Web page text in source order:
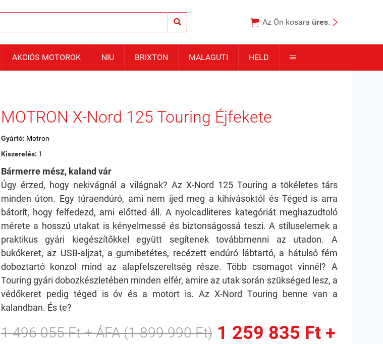
  Az Ön kosara üres. 
AKCIÓS MOTOROK NIU BRIXTON MALAGUTI HELD 
MOTRON X-Nord 125 Touring Éjfekete
Gyártó: Motron
Kiszerelés: 1
Bármerre mész, kaland vár
Úgy érzed, hogy nekivágnál a világnak? Az X-Nord 125 Touring a tökéletes társ
minden úton. Egy túraendúró, ami nem ijed meg a kihívásoktól és Téged is arra
bátorít, hogy felfedezd, ami előtted áll. A nyolcadliteres kategóriát meghazudtoló
mérete a hosszú utakat is kényelmessé és biztonságossá teszi. A stíluselemek a
praktikus gyári kiegészítőkkel együtt segítenek továbbmenni az utadon. A
bukókeret, az USB-aljzat, a gumibetétes, recézett endúró lábtartó, a hátulsó fém
doboztartó konzol mind az alapfelszereltség része. Több csomagot vinnél? A
Touring gyári dobozkészletében minden elfér, amire az utak során szükséged lesz, a
védőkeret pedig téged is óv és a motort is. Az X-Nord Touring benne van a
kalandban. És te?
1 496 055 Ft + ÁFA (1 899 990 Ft) 1 259 835 Ft +